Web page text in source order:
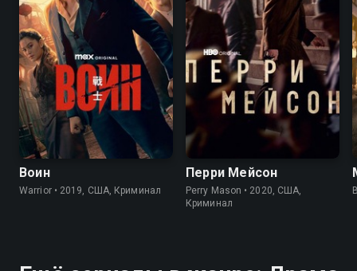
8.2 8.4
Воин
Warrior • 2019, США, Криминал
Перри Мейсон
Perry Mason • 2020, США,
Криминал